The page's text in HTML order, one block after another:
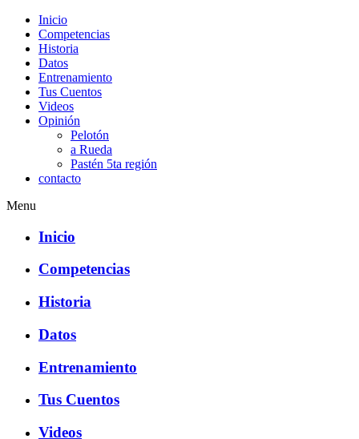
Inicio
Competencias
Historia
Datos
Entrenamiento
Tus Cuentos
Videos
Opinión
Pelotón
a Rueda
Pastén 5ta región
contacto
Menu
Inicio
Competencias
Historia
Datos
Entrenamiento
Tus Cuentos
Videos